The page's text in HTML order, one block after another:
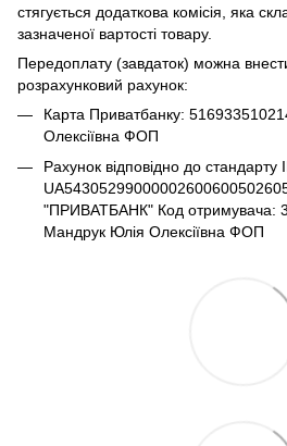
стягується додаткова комісія, яка
зазначеної вартості товару.
Передоплату (завдаток) можна
розрахунковий рахунок:
Карта Приватбанку:
Олексіївна ФОП
Рахунок відповідно до стандарту
"ПРИВАТБАНК" Код отримувача:
Мандрук Юлія Олексіївна ФОП